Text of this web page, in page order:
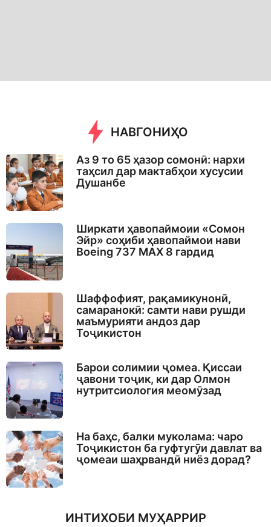
НАВГОНИҲО
Аз 9 то 65 ҳазор сомонӣ: нархи
таҳсил дар мактабҳои хусусии
Душанбе
Ширкати ҳавопаймоии «Сомон
Эйр» соҳиби ҳавопаймои нави
Boeing 737 MAX 8 гардид
Шаффофият, рақамикунонӣ,
самаранокӣ: самти нави рушди
маъмурияти андоз дар
Тоҷикистон
Барои солимии ҷомеа. Қиссаи
ҷавони тоҷик, ки дар Олмон
нутритсиология меомӯзад
На баҳс, балки муколама: чаро
Тоҷикистон ба гуфтугӯи давлат ва
ҷомеаи шаҳрвандӣ ниёз дорад?
ИНТИХОБИ МУҲАРРИР